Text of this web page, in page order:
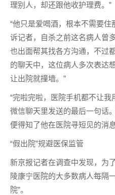
理别人，却还跟他收护理费。”
“他只是爱喝酒，根本不需要住
诉记者，自杀之前这名病人曾
也出面帮其找各方沟通，不过
的聊天中，这位病人多次表达
让出院就撞墙。”
“完啦完啦，医院手机都不让我
微信聊天里发送的最后一句话
便得知了他在医院寻短见的消息
“假出院”规避医保监管
新京报记者在调查中发现，为
陵康宁医院的大多数病人每隔
院”。